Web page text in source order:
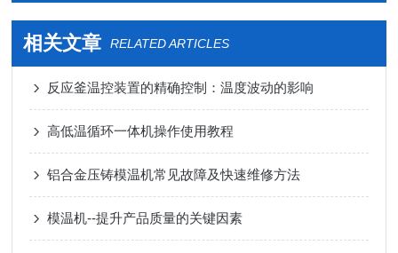
相关文章 RELATED ARTICLES
反应釜温控装置的精确控制：温度波动的影响
高低温循环一体机操作使用教程
铝合金压铸模温机常见故障及快速维修方法
模温机--提升产品质量的关键因素